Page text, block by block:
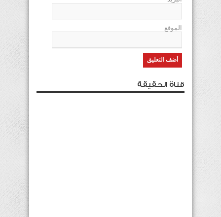
الموقع
قناة الحقيقة